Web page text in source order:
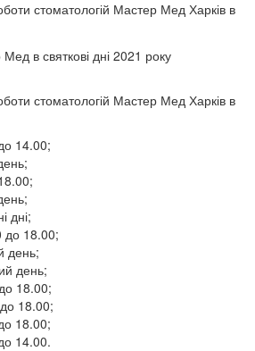
стоматологій Мастер Мед Харків в
стоматологій Мастер Мед Харків в
14.00;
дні;
до 18.00;
день;
день;
18.00;
18.00;
18.00;
14.00.